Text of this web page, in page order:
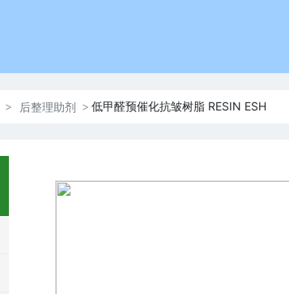
后整理助剂 低甲醛预催化抗皱树脂 RESIN ESH